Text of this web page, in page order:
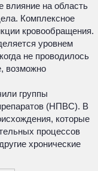
влияние на область
Комплексное
кровообращения.
уровнем
не проводилось
возможно
группы
(НПВС). В
которые
процессов
хронические